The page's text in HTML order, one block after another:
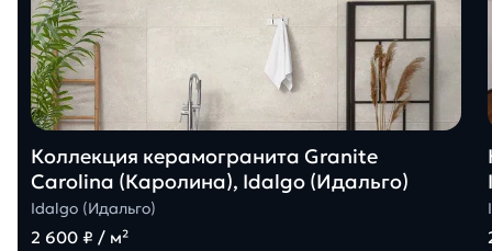
Коллекция керамогранита Granite
Carolina (Каролина), Idalgo (Идальго)
Idalgo (Идальго)
2 600 ₽ / м²